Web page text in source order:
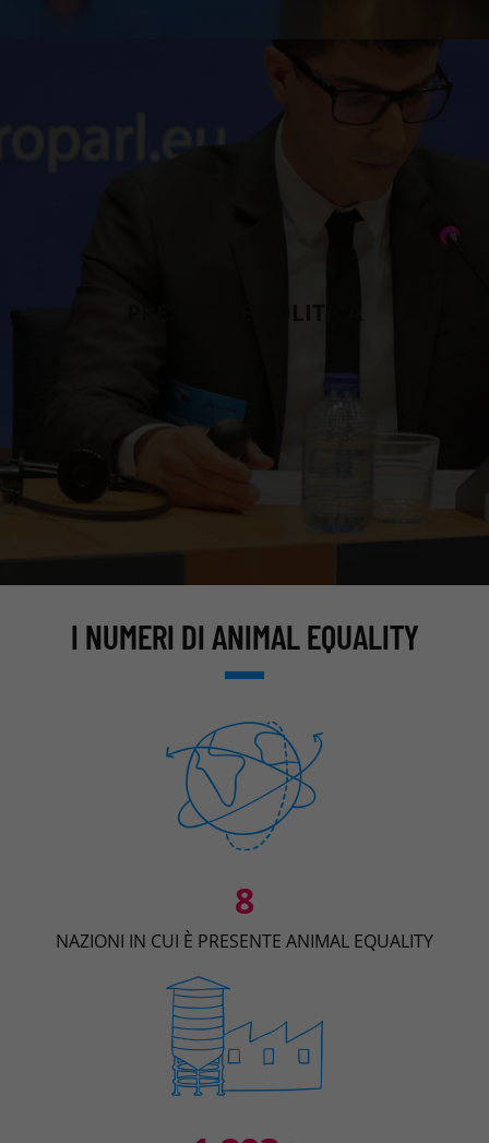
I NUMERI DI ANIMAL EQUALITY
8
NAZIONI IN CUI È PRESENTE ANIMAL EQUALITY